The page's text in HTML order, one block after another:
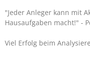
"Jeder Anleger kann mit
Hausaufgaben macht!" -
Viel Erfolg beim